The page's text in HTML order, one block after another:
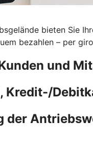
bieten Sie
bezahlen – per
und
Kredit-/
der